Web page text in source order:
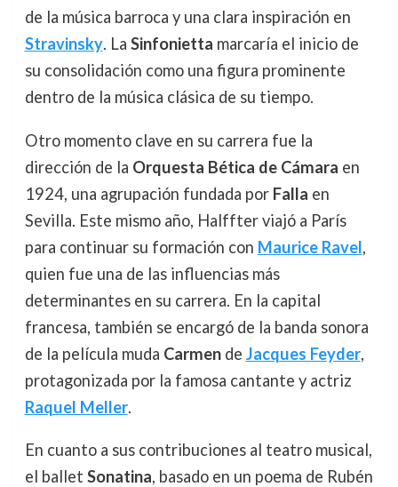
de la música barroca y una clara inspiración en
Stravinsky. La Sinfonietta marcaría el inicio de
su consolidación como una figura prominente
dentro de la música clásica de su tiempo.
Otro momento clave en su carrera fue la
dirección de la Orquesta Bética de Cámara en
1924, una agrupación fundada por Falla en
Sevilla. Este mismo año, Halffter viajó a París
para continuar su formación con Maurice Ravel,
quien fue una de las influencias más
determinantes en su carrera. En la capital
francesa, también se encargó de la banda sonora
de la película muda Carmende Jacques Feyder,
protagonizada por la famosa cantante y actriz
Raquel Meller.
En cuanto a sus contribuciones al teatro musical,
el ballet Sonatina, basado en un poema de Rubén